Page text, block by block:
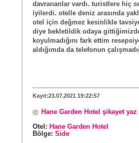
davrananlar vardı. turistlere hiç
iyilerdi. otelle deniz arasında
otel için değmez kesinlikle
diye bekletildik odaya
koyulmadığını fark ettim
aldığımda da telefonun
Kayıt:23.07.2021 19:22:57
Hane Garden Hotel şikayet yaz
Otel: Hane Garden Hotel
Bölge: Side